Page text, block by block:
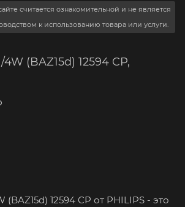
считается ознакомительной и не является
к использованию товара или услуги.
(BAZ15d) 12594 CP,
(BAZ15d) 12594 CP от PHILIPS - это